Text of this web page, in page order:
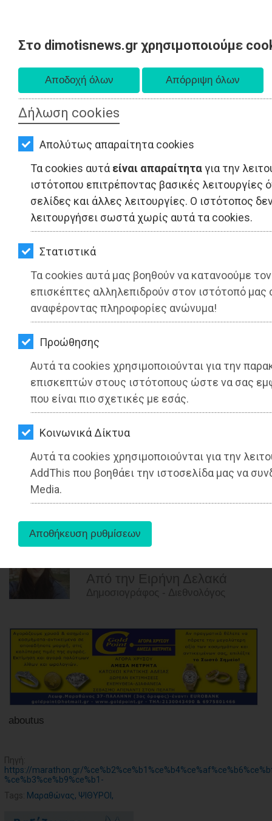
Στο dimotisnews.gr χρησιμοποιούμε
Δήλωση cookies
Απολύτως απαραίτητα cookies
Τα cookies αυτά είναι απαραίτηταγια την
ιστότοπου επιτρέποντας βασικές
σελίδες και άλλες λειτουργίες. Ο ιστότοπος
λειτουργήσει σωστά χωρίς αυτά τα cookies.
Στατιστικά
Τα cookies αυτά μας βοηθούν να κατανοούμε
επισκέπτες αλληλεπιδρούν στον ιστότοπό μας
αναφέροντας πληροφορίες ανώνυμα!
Προώθησης
Αυτά τα cookies χρησιμοποιούνται για την
επισκεπτών στους ιστότοπους ώστε να σας
που είναι πιο σχετικές με εσάς.
Kοινωνικά Δίκτυα
Αυτά τα cookies χρησιμοποιούνται για την
AddThis που βοηθάει την ιστοσελίδα μας να
Media.
ΕΙΔΗΣΕΙΣ
ΠΟΛΙΤΙΚΗ
ΤΟΠΙΚΗ
ΑΥΤΟΔΙΟΙΚΗΣΗ
ΟΙΚΟΝΟΜΙΑ
ΑΘΛΗΤΙΣΜΟΣ
ΚΗΠΟΣ
ΥΓΕΙΑ
LIFESTYLE
ΤΑΞΙΔΙΑ
ΕΞΟΔΟΣ
ΠΕΡΙΒΑΛΛΟΝ
ΚΑΤΟΙΚΙΔΙΟ
ΑΓΓΕΛΙΕΣ
ΕΦΗΜΕΡΙΔΕΣ
OΔΗΓΟΣ
ΑΓΟΡΑΣ
ΨΙΘΥΡΟΙ
ΑΠΟΣΤΟΛΗ
Παρασκευή 07 Αυγούστου 2026
Α. 6:33 πμ - Δ. 8:28 μμ
ΨΙΘΥΡΟΙ - Μαραθώνας
«Βαδίζοντας για την Ειρήνη»:
Πρωτομαγιά στον Τύμβο του
Μαραθώνα για καλό σκοπό
Από την Ειρήνη Δελακά
Δημοσιογράφος - Διεθνολόγος
aboutus
Πηγή:
https://marathon.gr/
%ce%b3%ce%b9%ce%b1-
Tags: Μαραθώνας, ΨΙΘΥΡΟΙ ,